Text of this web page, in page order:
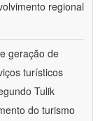
regional
geração de
turísticos
Tulik
do turismo